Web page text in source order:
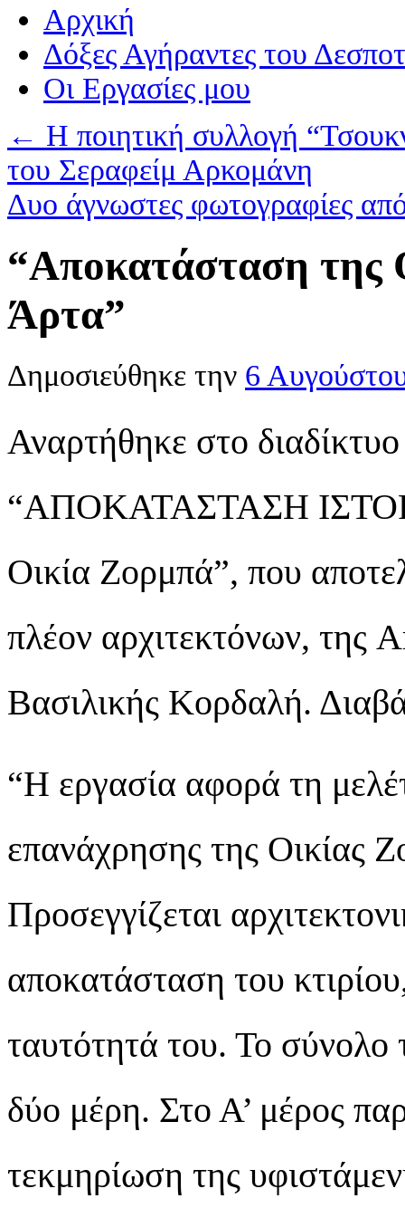
Αρχική
Δόξες Αγήραντες του
Οι Eργασίες μου
← Η ποιητική συλλογή
του Σεραφείμ Αρκομάνη
Δυο άγνωστες φωτογραφίες
“Αποκατάσταση της
Άρτα”
Δημοσιεύθηκε την 6
Αναρτήθηκε στο
“ΑΠΟΚΑΤΑΣΤΑΣΗ
Οικία Ζορμπά”, που
πλέον αρχιτεκτόνων, της
Βασιλικής Κορδαλή.
“Η εργασία αφορά τη
επανάχρησης της Οικίας
Προσεγγίζεται
αποκατάσταση του
ταυτότητά του. Το σύνολο
δύο μέρη. Στο Α’ μέρος
τεκμηρίωση της